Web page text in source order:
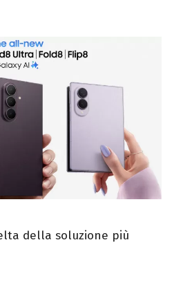
della soluzione più